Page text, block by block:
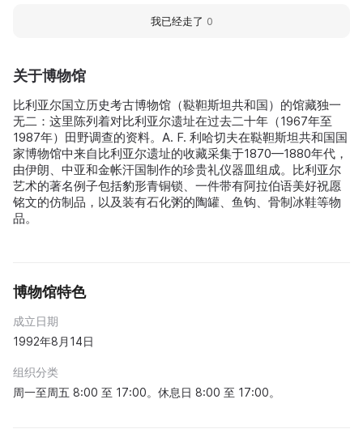
关于博物馆
比利亚尔国立历史考古博物馆（鞑靼斯坦共和国）的馆藏独一
无二：这里陈列着对比利亚尔遗址在过去二十年（1967年至
1987年）田野调查的资料。A. F. 利哈切夫在鞑靼斯坦共和国国
家博物馆中来自比利亚尔遗址的收藏采集于1870—1880年代，
由伊朗、中亚和金帐汗国制作的珍贵礼仪器皿组成。比利亚尔
艺术的著名例子包括豹形青铜锁、一件带有阿拉伯语美好祝愿
铭文的仿制品，以及装有石化粥的陶罐、鱼钩、骨制冰鞋等物
品。
博物馆特色
成立日期
1992年8月14日
组织分类
周一至周五 8:00 至 17:00。休息日 8:00 至 17:00。
我已经走了 0